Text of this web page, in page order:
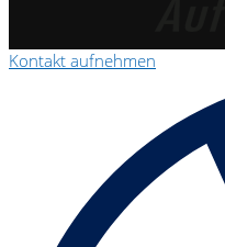
Kontakt aufnehmen